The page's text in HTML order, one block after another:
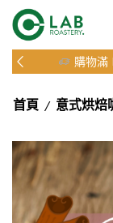
購物滿
首頁 / 意式烘焙